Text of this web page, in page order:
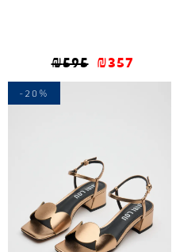
₪595 ₪357
-20%